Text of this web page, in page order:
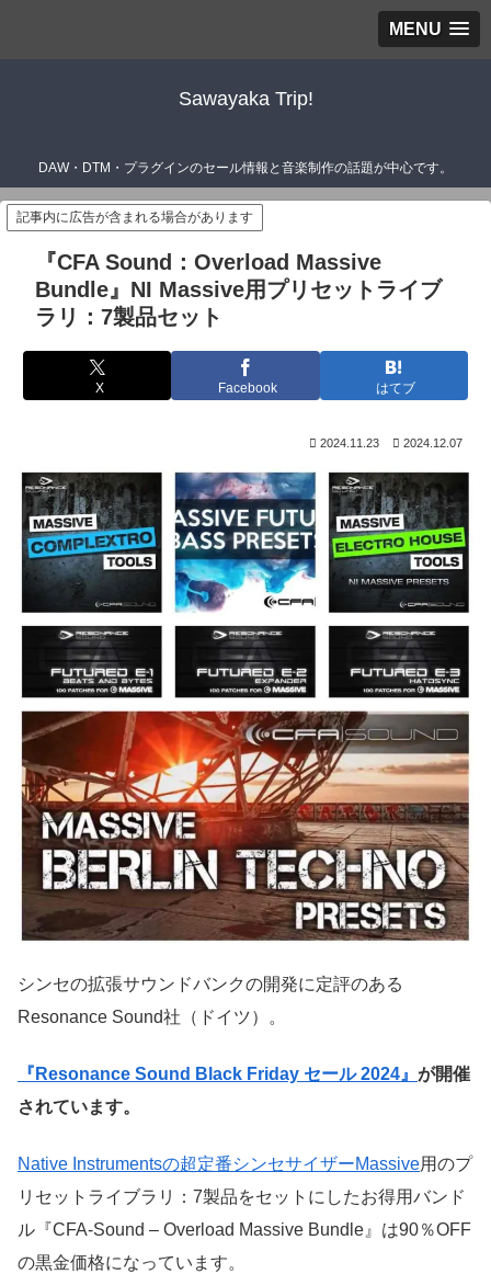
MENU
Sawayaka Trip!
DAW・DTM・プラグインのセール情報と音楽制作の話題が中心です。
記事内に広告が含まれる場合があります
『CFA Sound：Overload Massive
Bundle』NI Massive用プリセットライブ
ラリ：7製品セット
X Facebook はてブ
2024.11.23 2024.12.07
シンセの拡張サウンドバンクの開発に定評のある
Resonance Sound社（ドイツ）。
『Resonance Sound Black Friday セール 2024』 が開催
されています。
Native Instrumentsの超定番シンセサイザーMassive用のプ
リセットライブラリ：7製品をセットにしたお得用バンド
ル『CFA-Sound – Overload Massive Bundle』は90％OFF
の黒金価格になっています。